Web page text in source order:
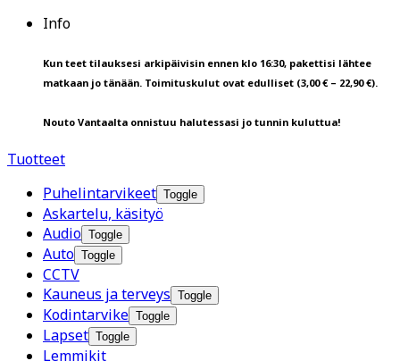
Info
Kun teet tilauksesi arkipäivisin ennen klo 16:30, pakettisi lähtee
matkaan jo tänään. Toimituskulut ovat edulliset (3,00 € – 22,90 €).
Nouto Vantaalta onnistuu halutessasi jo tunnin kuluttua!
Tuotteet
Puhelintarvikeet Toggle
Askartelu, käsityö
Audio Toggle
Auto Toggle
CCTV
Kauneus ja terveys Toggle
Kodintarvike Toggle
Lapset Toggle
Lemmikit